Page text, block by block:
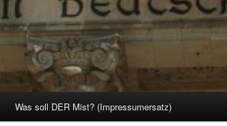
Was soll DER Mist? (Impressumersatz)